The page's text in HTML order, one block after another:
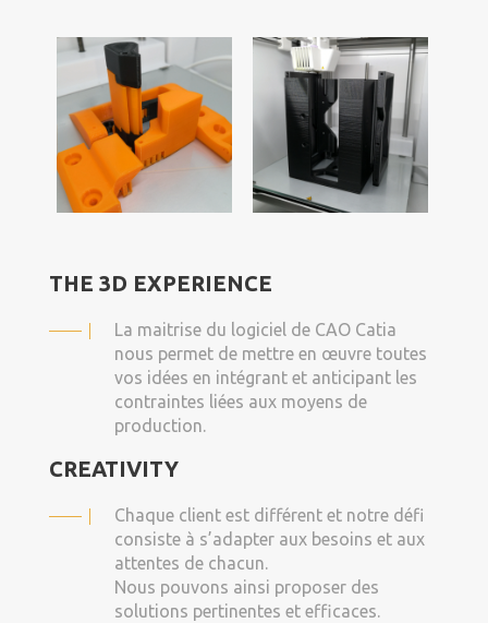
THE 3D EXPERIENCE
La maitrise du logiciel de CAO Catia
nous permet de mettre en œuvre toutes
vos idées en intégrant et anticipant les
contraintes liées aux moyens de
production.
CREATIVITY
Chaque client est différent et notre défi
consiste à s’adapter aux besoins et aux
attentes de chacun.
Nous pouvons ainsi proposer des
solutions pertinentes et efficaces.